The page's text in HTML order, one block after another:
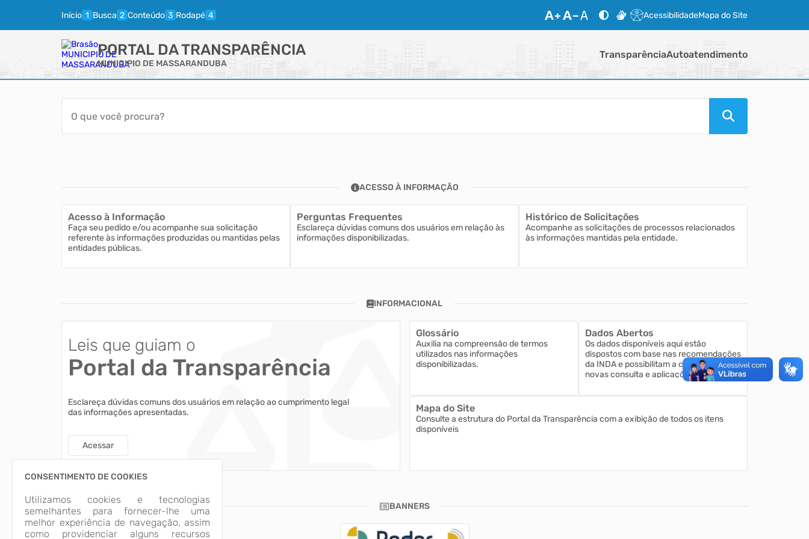
Início Busca Conteúdo Rodapé AcessibilidadeMapa do Site
PORTAL DA TRANSPARÊNCIA
MUNICIPIO DE MASSARANDUBA
TransparênciaAutoatendimento
CONSENTIMENTO DE COOKIES
Utilizamos cookies e tecnologias
semelhantes para fornecer-lhe uma
melhor experiência de navegação, assim
como providenciar alguns recursos
ACESSO À INFORMAÇÃO
Acesso à Informação
Faça seu pedido e/ou acompanhe sua solicitação
referente às informações produzidas ou mantidas pelas
entidades públicas.
Perguntas Frequentes
Esclareça dúvidas comuns dos usuários em relação às
informações disponibilizadas.
Histórico de Solicitações
Acompanhe as solicitações de processos relacionados
às informações mantidas pela entidade.
INFORMACIONAL
Leis que guiam o
Portal da Transparência
Esclareça dúvidas comuns dos usuários em relação ao cumprimento legal
das informações apresentadas.
Acessar
Glossário
Auxilia na compreensão de termos
utilizados nas informações
disponibilizadas.
Dados Abertos
Os dados disponíveis aqui estão
dispostos com base nas recomendações
da INDA e possibilitam a criação de
novas consulta e aplicações.
Mapa do Site
Consulte a estrutura do Portal da Transparência com a exibição de todos os itens
disponíveis
BANNERS